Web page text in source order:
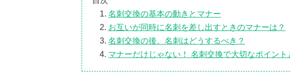
名刺交換の基本の動きとマナー
お互いが同時に名刺を差し出すときのマナーは？
名刺交換の後、名刺はどうするべき？
マナーだけじゃない！ 名刺交換で大切なポイント